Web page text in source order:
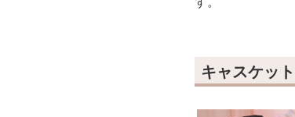
キャスケッ